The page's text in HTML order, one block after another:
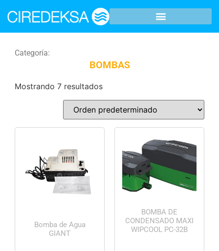
Categoría:
BOMBAS
Mostrando 7 resultados
Bomba de Agua
GIANT
BOMBA DE
CONDENSADO MAXI
WIPCOOL PC-32B